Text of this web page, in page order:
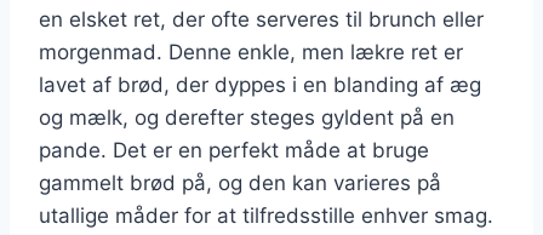
en elsket ret, der ofte serveres til brunch eller
morgenmad. Denne enkle, men lækre ret er
lavet af brød, der dyppes i en blanding af æg
og mælk, og derefter steges gyldent på en
pande. Det er en perfekt måde at bruge
gammelt brød på, og den kan varieres på
utallige måder for at tilfredsstille enhver smag.